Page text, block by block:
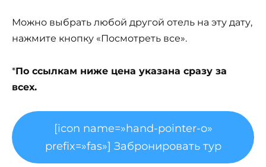
Можно выбрать любой другой отель на эту дату,
нажмите кнопку «Посмотреть все».
*По ссылкам ниже цена указана сразу за
всех.
[icon name=»hand-pointer-o»
prefix=»fas»] Забронировать тур